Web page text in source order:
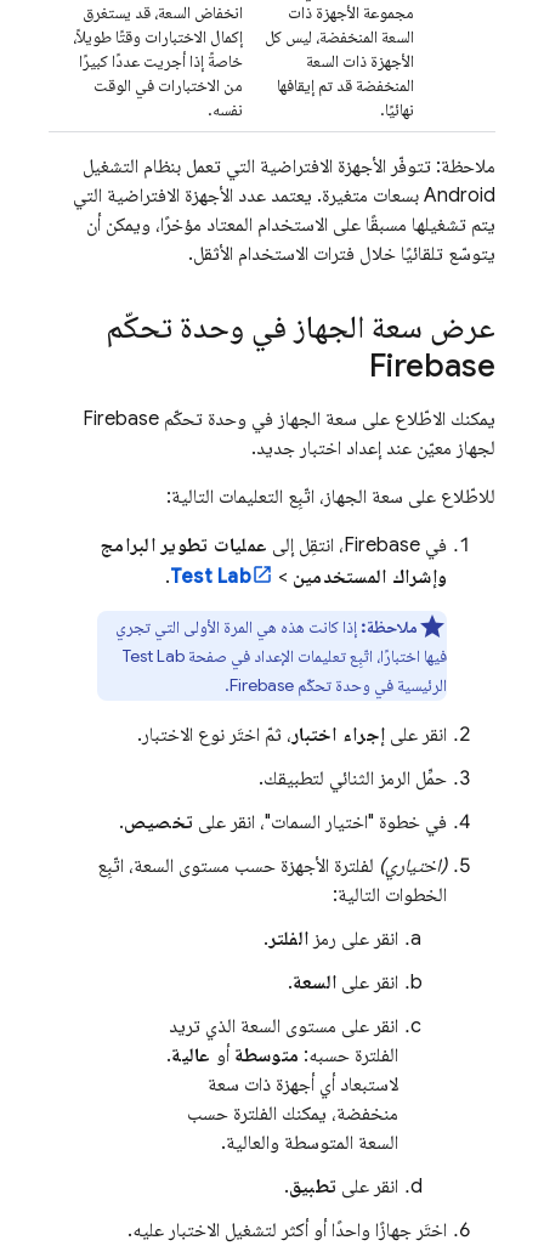
مجموعة الأجهزة ذات
السعة المنخفضة، ليس كل
الأجهزة ذات السعة
المنخفضة قد تم إيقافها
نهائيًا.
انخفاض السعة، قد يستغرق
إكمال الاختبارات وقتًا طويلاً،
خاصةً إذا أجريت عددًا كبيرًا
من الاختبارات في الوقت
نفسه.
ملاحظة: تتوفّر الأجهزة الافتراضية التي تعمل بنظام التشغيل
Android بسعات متغيرة. يعتمد عدد الأجهزة الافتراضية التي
يتم تشغيلها مسبقًا على الاستخدام المعتاد مؤخرًا، ويمكن أن
يتوسّع تلقائيًا خلال فترات الاستخدام الأثقل.
عرض سعة الجهاز في وحدة تحكّم
Firebase
يمكنك الاطّلاع على سعة الجهاز في وحدة تحكّم Firebase
لجهاز معيّن عند إعداد اختبار جديد.
للاطّلاع على سعة الجهاز، اتّبِع التعليمات التالية:
في Firebase، انتقِل إلى عمليات تطوير البرامج
وإشراك المستخدمين >
Test Lab
.
ملاحظة: إذا كانت هذه هي المرة الأولى التي تجري
فيها اختبارًا، اتّبِع تعليمات الإعداد في صفحة Test Lab
الرئيسية في وحدة تحكّم Firebase
.
انقر على إجراء اختبار ، ثمّ اختَر نوع الاختبار.
حمِّل الرمز الثنائي لتطبيقك.
في خطوة "اختيار السمات"، انقر على تخصيص.
(اختياري) لفلترة الأجهزة حسب مستوى السعة، اتّبِع
الخطوات التالية:
انقر على رمز الفلتر .
انقر على السعة.
انقر على مستوى السعة الذي تريد
الفلترة حسبه: متوسطة أو عالية.
لاستبعاد أي أجهزة ذات سعة
منخفضة، يمكنك الفلترة حسب
السعة المتوسطة والعالية.
انقر على تطبيق.
اختَر جهازًا واحدًا أو أكثر لتشغيل الاختبار عليه.